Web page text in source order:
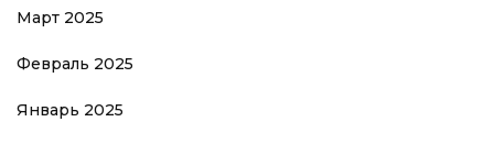
Март 2025
Февраль 2025
Январь 2025